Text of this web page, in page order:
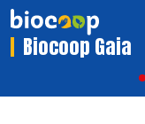
Biocoop Gaia